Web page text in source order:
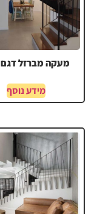
מעקה מברזל דגם 818
מידע נוסף